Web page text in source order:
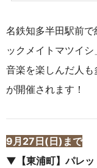
名鉄知多半田駅前
ックメイトマツイ
音楽を楽しんだ人
が開催されます！
9月27日(日)まで
▼【東浦町】パレッ